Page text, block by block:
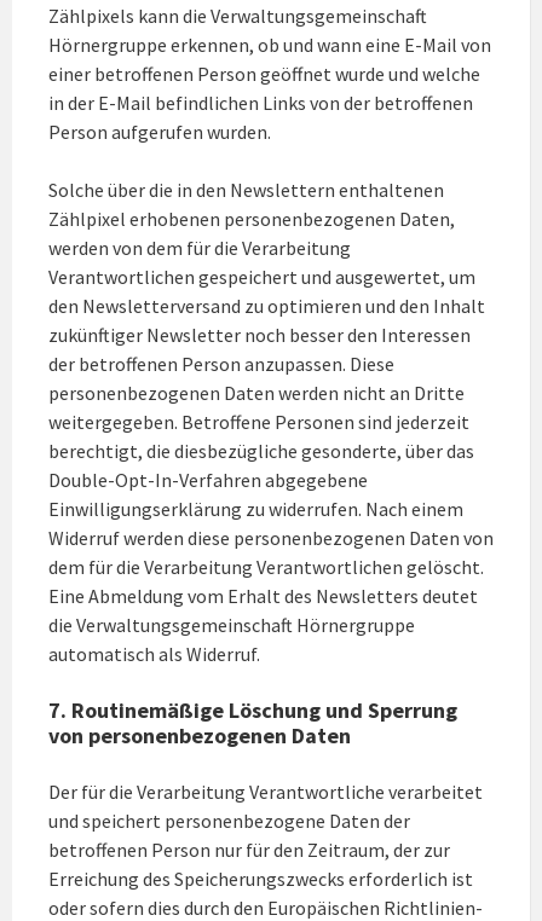
Zählpixels kann die Verwaltungsgemeinschaft
Hörnergruppe erkennen, ob und wann eine E-Mail von
einer betroffenen Person geöffnet wurde und welche
in der E-Mail befindlichen Links von der betroffenen
Person aufgerufen wurden.
Solche über die in den Newslettern enthaltenen
Zählpixel erhobenen personenbezogenen Daten,
werden von dem für die Verarbeitung
Verantwortlichen gespeichert und ausgewertet, um
den Newsletterversand zu optimieren und den Inhalt
zukünftiger Newsletter noch besser den Interessen
der betroffenen Person anzupassen. Diese
personenbezogenen Daten werden nicht an Dritte
weitergegeben. Betroffene Personen sind jederzeit
berechtigt, die diesbezügliche gesonderte, über das
Double-Opt-In-Verfahren abgegebene
Einwilligungserklärung zu widerrufen. Nach einem
Widerruf werden diese personenbezogenen Daten von
dem für die Verarbeitung Verantwortlichen gelöscht.
Eine Abmeldung vom Erhalt des Newsletters deutet
die Verwaltungsgemeinschaft Hörnergruppe
automatisch als Widerruf.
7. Routinemäßige Löschung und Sperrung
von personenbezogenen Daten
Der für die Verarbeitung Verantwortliche verarbeitet
und speichert personenbezogene Daten der
betroffenen Person nur für den Zeitraum, der zur
Erreichung des Speicherungszwecks erforderlich ist
oder sofern dies durch den Europäischen Richtlinien-